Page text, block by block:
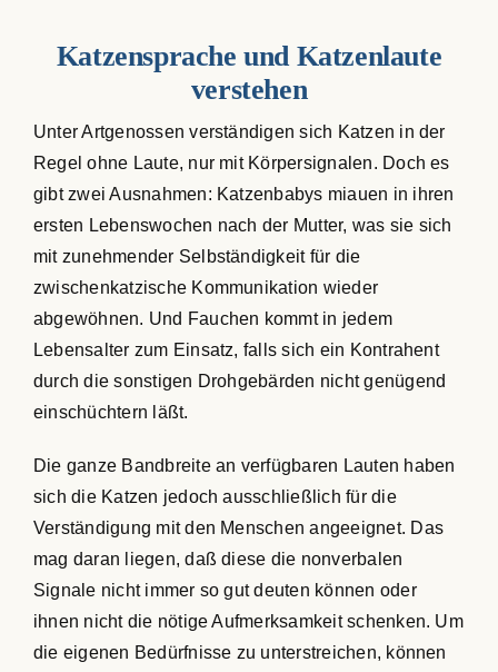
Katzensprache und Katzenlaute
verstehen
Unter Artgenossen verständigen sich Katzen in der
Regel ohne Laute, nur mit Körpersignalen. Doch es
gibt zwei Ausnahmen: Katzenbabys miauen in ihren
ersten Lebenswochen nach der Mutter, was sie sich
mit zunehmender Selbständigkeit für die
zwischenkatzische Kommunikation wieder
abgewöhnen. Und Fauchen kommt in jedem
Lebensalter zum Einsatz, falls sich ein Kontrahent
durch die sonstigen Drohgebärden nicht genügend
einschüchtern läßt.
Die ganze Bandbreite an verfügbaren Lauten haben
sich die Katzen jedoch ausschließlich für die
Verständigung mit den Menschen angeeignet. Das
mag daran liegen, daß diese die nonverbalen
Signale nicht immer so gut deuten können oder
ihnen nicht die nötige Aufmerksamkeit schenken. Um
die eigenen Bedürfnisse zu unterstreichen, können